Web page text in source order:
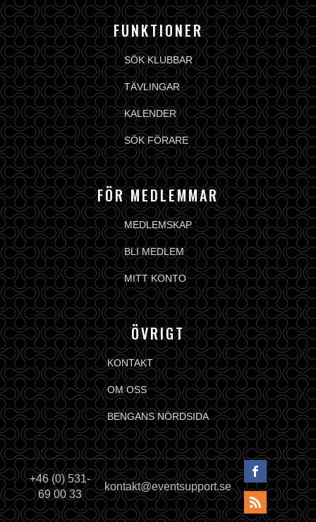
FUNKTIONER
SÖK KLUBBAR
TÄVLINGAR
KALENDER
SÖK FÖRARE
FÖR MEDLEMMAR
MEDLEMSKAP
BLI MEDLEM
MITT KONTO
ÖVRIGT
KONTAKT
OM OSS
BENGANS NÖRDSIDA
+46 (0) 531-
69 00 33
kontakt@eventsupport.se